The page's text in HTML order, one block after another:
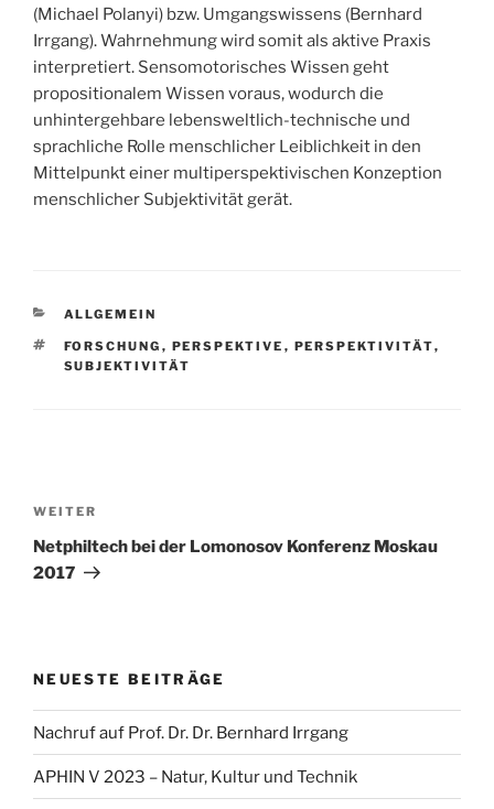
(Michael Polanyi) bzw. Umgangswissens (Bernhard
Irrgang). Wahrnehmung wird somit als aktive Praxis
interpretiert. Sensomotorisches Wissen geht
propositionalem Wissen voraus, wodurch die
unhintergehbare lebensweltlich-technische und
sprachliche Rolle menschlicher Leiblichkeit in den
Mittelpunkt einer multiperspektivischen Konzeption
menschlicher Subjektivität gerät.
KATEGORIEN
ALLGEMEIN
SCHLAGWÖRTER
FORSCHUNG , PERSPEKTIVE , PERSPEKTIVITÄT,
SUBJEKTIVITÄT
Nächster
Beitrag
WEITER
Netphiltech bei der Lomonosov Konferenz Moskau
2017
NEUESTE BEITRÄGE
Nachruf auf Prof. Dr. Dr. Bernhard Irrgang
APHIN V 2023 – Natur, Kultur und Technik